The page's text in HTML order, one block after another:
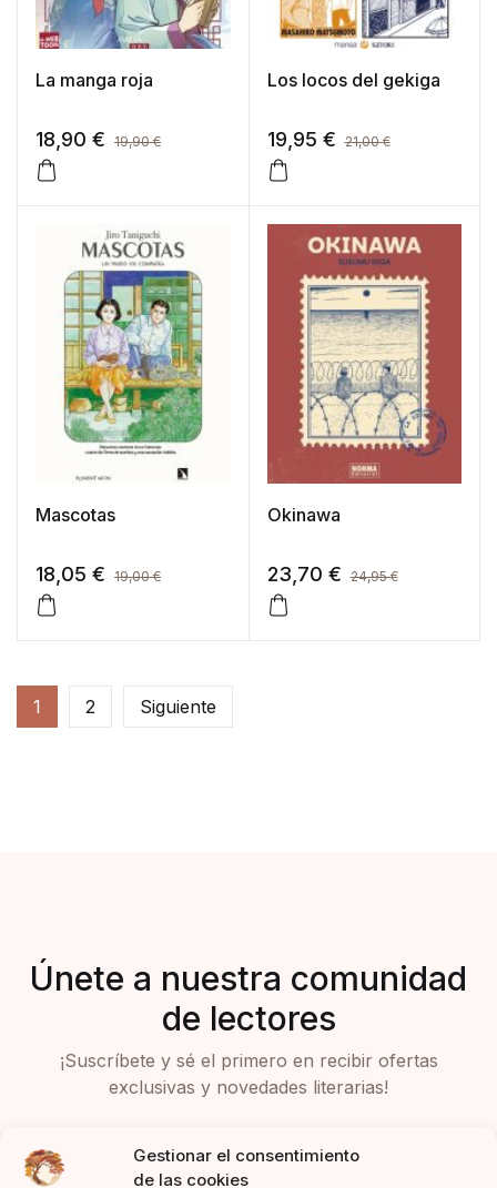
Gestionar el consentimiento
de las cookies
La manga roja
18,90 € 19,90€
Los locos del gekiga
19,95 € 21,00€
Mascotas
18,05 € 19,00€
Okinawa
23,70 € 24,95€
1 2 Siguiente
Únete a nuestra comunidad
de lectores
¡Suscríbete y sé el primero en recibir ofertas
exclusivas y novedades literarias!